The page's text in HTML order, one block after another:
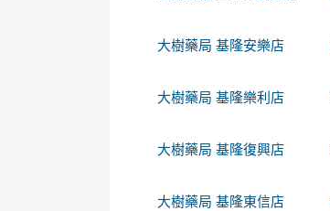
大樹藥局 基隆安樂店
大樹藥局 基隆樂利店
大樹藥局 基隆復興店
大樹藥局 基隆東信店